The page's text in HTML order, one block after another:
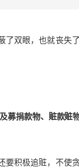
了双眼，也就丧失
募捐款物、赃款赃
积极追赃，不使